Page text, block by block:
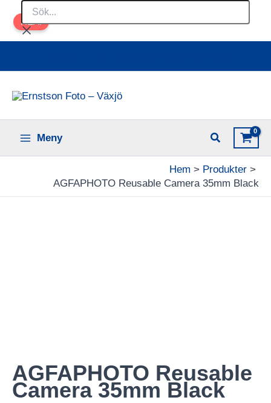
innehåll
Sök...
Meny
Hem
Produkter
AGFAPHOTO Reusable Camera 35mm Black
REA!
AGFAPHOTO Reusable
Camera 35mm Black